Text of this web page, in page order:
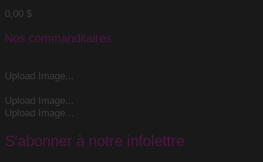
0,00 $
Nos commanditaires
Upload Image...
Upload Image...
Upload Image...
S'abonner à notre infolettre